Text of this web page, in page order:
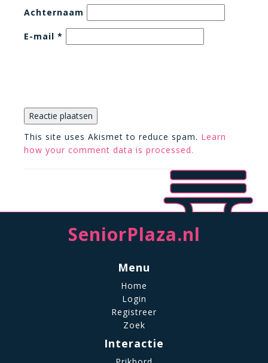
Achternaam
E-mail *
This site uses Akismet to reduce spam. Learn
how your comment data is processed.
SeniorPlaza.nl
Menu
Home
Login
Registreer
Zoek
Interactie